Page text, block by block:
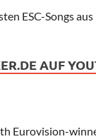
ESC-Songs aus
AUF
Eurovision-